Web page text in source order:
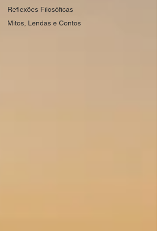
Reflexões Filosóficas
Mitos, Lendas e Contos